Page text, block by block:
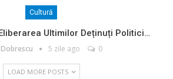
Cultură
Ultimilor Deținuți Politici…
5 zile ago 0
LOAD MORE POSTS